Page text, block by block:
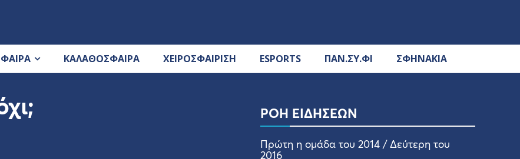
ΚΑΛΑΘΟΣΦΑΙΡΑ ΧΕΙΡΟΣΦΑΙΡΙΣΗ ESPORTS ΠΑΝ.ΣΥ.ΦΙ ΣΦΗΝΑΚΙΑ
ΡΟΗ ΕΙΔΗΣΕΩΝ
Πρώτη η ομάδα του 2014 / Δεύτερη του
2016